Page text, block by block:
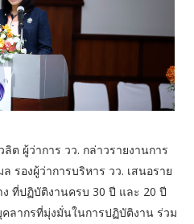
ต ผู้ว่าการ วว. กล่าวรายงานการ
รองผู้ว่าการบริหาร วว. เสนอราย
ที่ปฏิบัติงานครบ 30 ปี และ 20 ปี
ลากรที่มุ่งมั่นในการปฏิบัติงาน ร่วม